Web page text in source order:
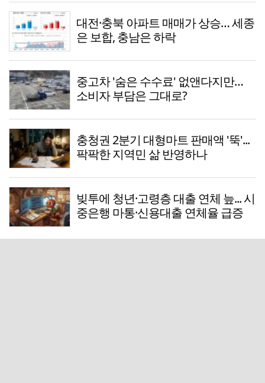
대전·충북 아파트 매매가 상승… 세종
은 보합, 충남은 하락
중고차 '숨은 수수료' 없앤다지만…
소비자 부담은 그대로?
충청권 2분기 대형마트 판매액 '뚝'...
팍팍한 지역민 삶 반영하나
빚투에 청년·고령층 대출 연체 늪... 시
중은행 마통·신용대출 연체율 급증